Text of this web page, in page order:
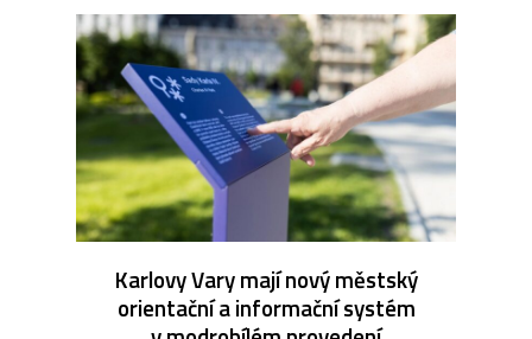
Karlovy Vary mají nový městský
orientační a informační systém